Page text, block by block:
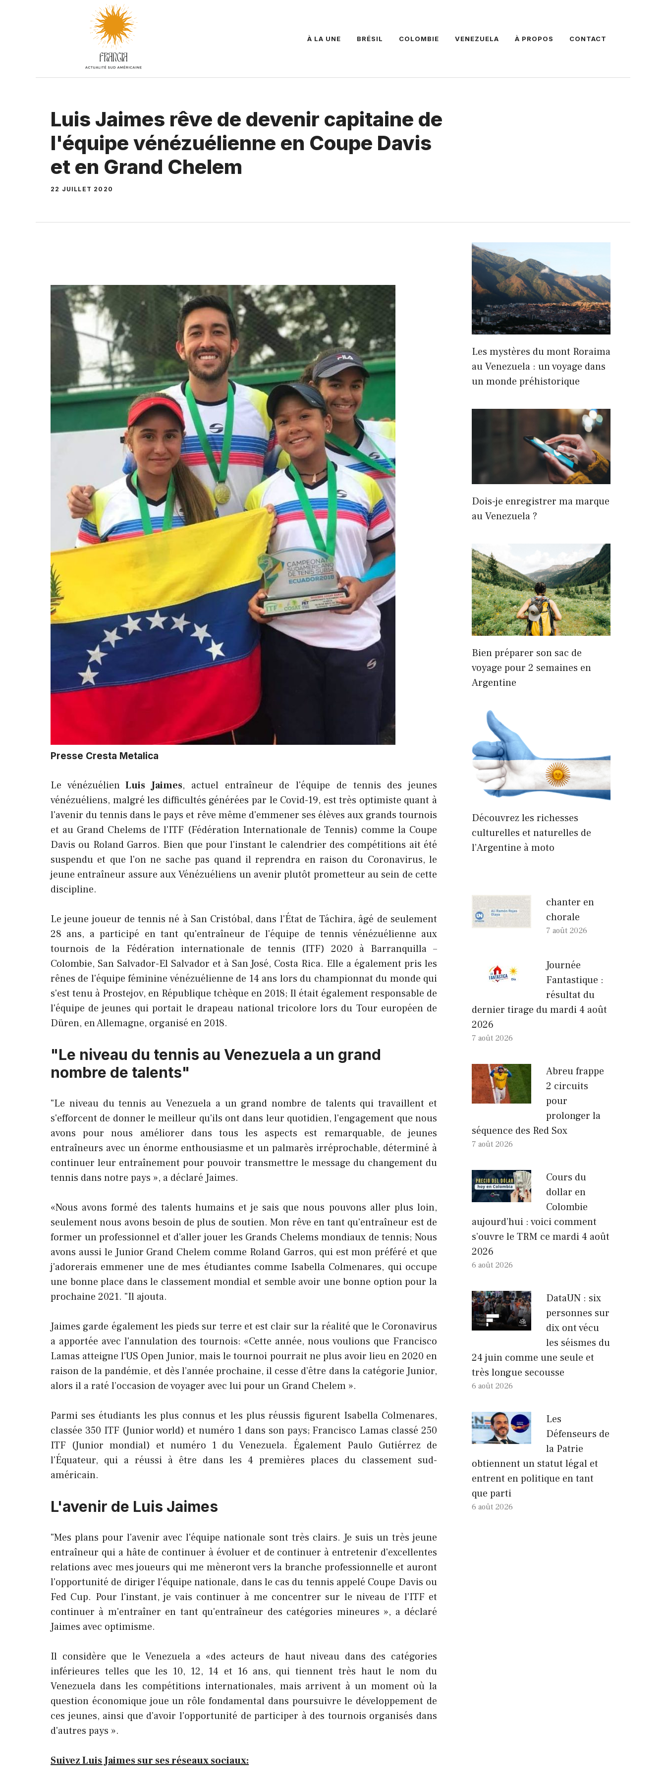
À LA UNE BRÉSIL COLOMBIE VENEZUELA À PROPOS CONTACT
Luis Jaimes rêve de devenir capitaine de
l'équipe vénézuélienne en Coupe Davis
et en Grand Chelem
22 JUILLET 2020
Presse Cresta Metalica
Le vénézuélienLuis Jaimes, actuel entraîneur de l'équipe de tennis des jeunes
vénézuéliens, malgré les difficultés générées par le Covid-19, est très optimiste quant à
l'avenir du tennis dans le pays et rêve même d'emmener ses élèves aux grands tournois
et au Grand Chelems de l'ITF (Fédération Internationale de Tennis) comme la Coupe
Davis ou Roland Garros. Bien que pour l'instant le calendrier des compétitions ait été
suspendu et que l'on ne sache pas quand il reprendra en raison du Coronavirus, le
jeune entraîneur assure aux Vénézuéliens un avenir plutôt prometteur au sein de cette
discipline.
Le jeune joueur de tennis né à San Cristóbal, dans l'État de Táchira, âgé de seulement
28 ans, a participé en tant qu'entraîneur de l'équipe de tennis vénézuélienne aux
tournois de la Fédération internationale de tennis (ITF) 2020 à Barranquilla –
Colombie, San Salvador-El Salvador et à San José, Costa Rica. Elle a également pris les
rênes de l'équipe féminine vénézuélienne de 14 ans lors du championnat du monde qui
s'est tenu à Prostejov, en République tchèque en 2018; Il était également responsable de
l'équipe de jeunes qui portait le drapeau national tricolore lors du Tour européen de
Düren, en Allemagne, organisé en 2018.
"Le niveau du tennis au Venezuela a un grand
nombre de talents"
"Le niveau du tennis au Venezuela a un grand nombre de talents qui travaillent et
s'efforcent de donner le meilleur qu'ils ont dans leur quotidien, l'engagement que nous
avons pour nous améliorer dans tous les aspects est remarquable, de jeunes
entraîneurs avec un énorme enthousiasme et un palmarès irréprochable, déterminé à
continuer leur entraînement pour pouvoir transmettre le message du changement du
tennis dans notre pays », a déclaré Jaimes.
«Nous avons formé des talents humains et je sais que nous pouvons aller plus loin,
seulement nous avons besoin de plus de soutien. Mon rêve en tant qu'entraîneur est de
former un professionnel et d'aller jouer les Grands Chelems mondiaux de tennis; Nous
avons aussi le Junior Grand Chelem comme Roland Garros, qui est mon préféré et que
j'adorerais emmener une de mes étudiantes comme Isabella Colmenares, qui occupe
une bonne place dans le classement mondial et semble avoir une bonne option pour la
prochaine 2021. "Il ajouta.
Jaimes garde également les pieds sur terre et est clair sur la réalité que le Coronavirus
a apportée avec l'annulation des tournois: «Cette année, nous voulions que Francisco
Lamas atteigne l'US Open Junior, mais le tournoi pourrait ne plus avoir lieu en 2020 en
raison de la pandémie, et dès l’année prochaine, il cesse d’être dans la catégorie Junior,
alors il a raté l’occasion de voyager avec lui pour un Grand Chelem ».
Parmi ses étudiants les plus connus et les plus réussis figurent Isabella Colmenares,
classée 350 ITF (Junior world) et numéro 1 dans son pays; Francisco Lamas classé 250
ITF (Junior mondial) et numéro 1 du Venezuela. Également Paulo Gutiérrez de
l'Équateur, qui a réussi à être dans les 4 premières places du classement sud-
américain.
L'avenir de Luis Jaimes
"Mes plans pour l'avenir avec l'équipe nationale sont très clairs. Je suis un très jeune
entraîneur qui a hâte de continuer à évoluer et de continuer à entretenir d'excellentes
relations avec mes joueurs qui me mèneront vers la branche professionnelle et auront
l'opportunité de diriger l'équipe nationale, dans le cas du tennis appelé Coupe Davis ou
Fed Cup. Pour l'instant, je vais continuer à me concentrer sur le niveau de l'ITF et
continuer à m'entraîner en tant qu'entraîneur des catégories mineures », a déclaré
Jaimes avec optimisme.
Il considère que le Venezuela a «des acteurs de haut niveau dans des catégories
inférieures telles que les 10, 12, 14 et 16 ans, qui tiennent très haut le nom du
Venezuela dans les compétitions internationales, mais arrivent à un moment où la
question économique joue un rôle fondamental dans poursuivre le développement de
ces jeunes, ainsi que d'avoir l'opportunité de participer à des tournois organisés dans
d'autres pays ».
Suivez Luis Jaimes sur ses réseaux sociaux:
Les mystères du mont Roraima
au Venezuela : un voyage dans
un monde préhistorique
Dois-je enregistrer ma marque
au Venezuela ?
Bien préparer son sac de
voyage pour 2 semaines en
Argentine
Découvrez les richesses
culturelles et naturelles de
l’Argentine à moto
chanter en
chorale
7 août 2026
Journée
Fantastique :
résultat du
dernier tirage du mardi 4 août
2026
7 août 2026
Abreu frappe
2 circuits
pour
prolonger la
séquence des Red Sox
7 août 2026
Cours du
dollar en
Colombie
aujourd’hui : voici comment
s’ouvre le TRM ce mardi 4 août
2026
6 août 2026
DataUN : six
personnes sur
dix ont vécu
les séismes du
24 juin comme une seule et
très longue secousse
6 août 2026
Les
Défenseurs de
la Patrie
obtiennent un statut légal et
entrent en politique en tant
que parti
6 août 2026